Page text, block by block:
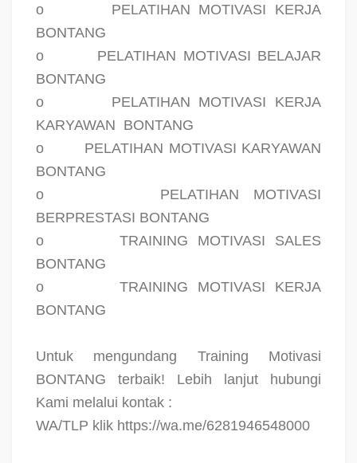
o
PELATIHAN MOTIVASI KERJA
BONTANG
o
PELATIHAN MOTIVASI BELAJAR
BONTANG
o
PELATIHAN MOTIVASI KERJA
KARYAWAN BONTANG
o
PELATIHAN MOTIVASI KARYAWAN
BONTANG
o
PELATIHAN MOTIVASI
BERPRESTASI BONTANG
o
TRAINING MOTIVASI SALES
BONTANG
o
TRAINING MOTIVASI KERJA
BONTANG
Untuk mengundang Training Motivasi
BONTANG terbaik! Lebih lanjut hubungi
Kami melalui kontak :
WA/TLP klik https://wa.me/6281946548000